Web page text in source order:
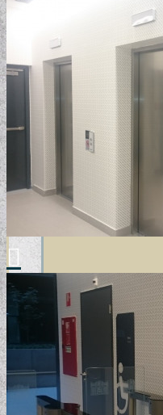
POSZTER/VÁSZONKÉP
EGYEDI FOTOGRÁFIÁK